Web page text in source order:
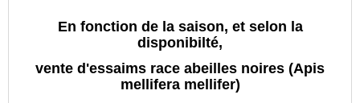
En fonction de la saison, et selon la
disponibilté,
vente d'essaims race abeilles noires (Apis
mellifera mellifer)